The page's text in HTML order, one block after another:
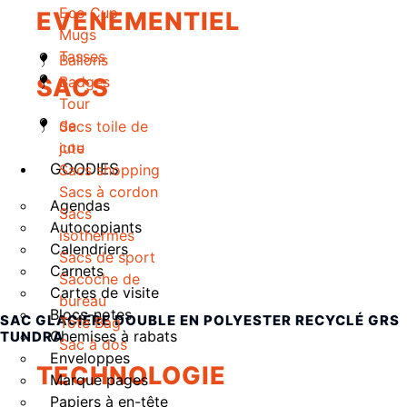
Eco Cup
Mugs
Tasses
SACS
Sacs toile de
jute
Sacs shopping
Sacs à cordon
Sacs
isothermes
Sacs de sport
Sacoche de
bureau
Tote Bag
Sac à dos
TECHNOLOGIE
EVENEMENTIEL
Ballons
Badges
Tour
de
cou
GOODIES
Agendas
Autocopiants
Calendriers
Carnets
Cartes de visite
Blocs-notes
Chemises à rabats
Enveloppes
Marque pages
Papiers à en-tête
SAC GLACIÈRE DOUBLE EN POLYESTER RECYCLÉ GRS
TUNDRA